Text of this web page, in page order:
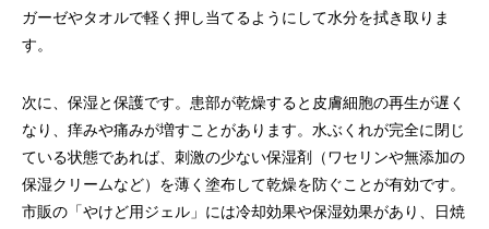
ガーゼやタオルで軽く押し当てるようにして水分を拭き取りま
す。
次に、保湿と保護です。患部が乾燥すると皮膚細胞の再生が遅く
なり、痒みや痛みが増すことがあります。水ぶくれが完全に閉じ
ている状態であれば、刺激の少ない保湿剤（ワセリンや無添加の
保湿クリームなど）を薄く塗布して乾燥を防ぐことが有効です。
市販の「やけど用ジェル」には冷却効果や保湿効果があり、日焼